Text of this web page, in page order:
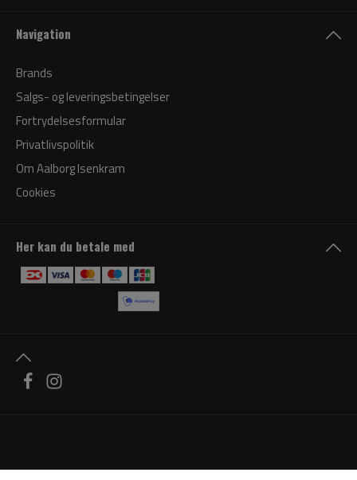
Navigation
Brands
Salgs- og leveringsbetingelser
Fortrydelsesformular
Privatlivspolitik
Om Aalborg Isenkram
Cookies
Her kan du betale med
© 2026 Aalborg Isenkram